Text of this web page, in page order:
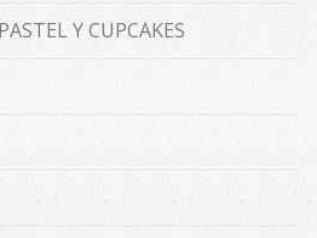
Y CUPCAKES